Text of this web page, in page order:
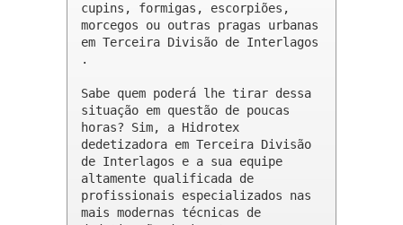
cupins, formigas, escorpiões,
morcegos ou outras pragas urbanas
em Terceira Divisão de Interlagos
.
Sabe quem poderá lhe tirar dessa
situação em questão de poucas
horas? Sim, a Hidrotex
dedetizadora em Terceira Divisão
de Interlagos e a sua equipe
altamente qualificada de
profissionais especializados nas
mais modernas técnicas de